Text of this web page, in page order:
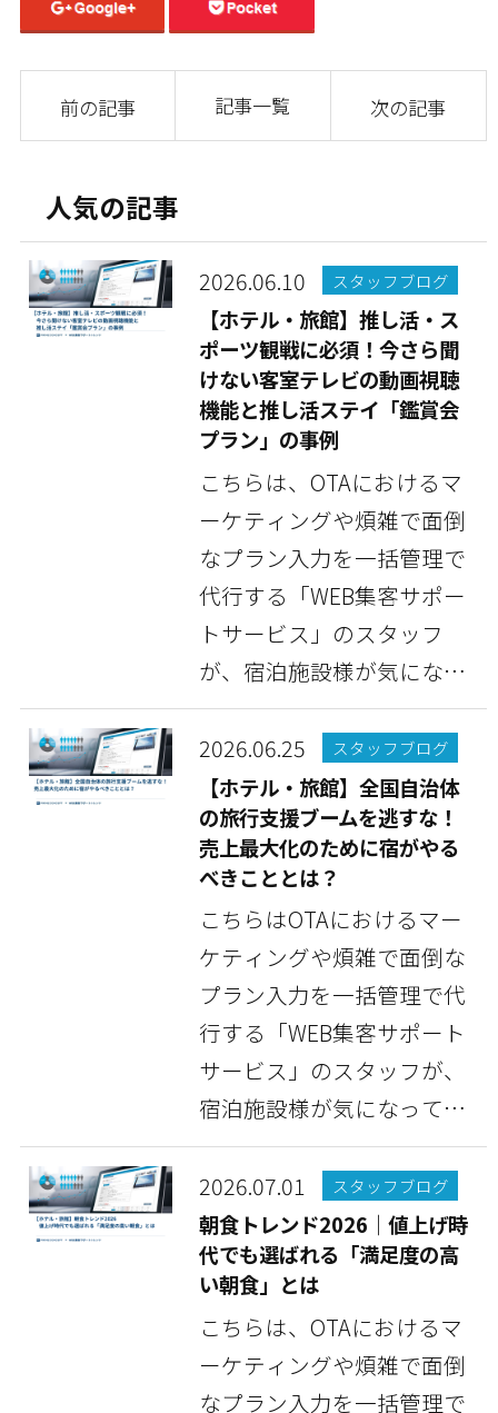
前の記事 記事一覧 次の記事
人気の記事
2026.06.10 スタッフブログ
【ホテル・旅館】推し活・ス
ポーツ観戦に必須！今さら聞
けない客室テレビの動画視聴
機能と推し活ステイ「鑑賞会
プラン」の事例
こちらは、OTAにおけるマ
ーケティングや煩雑で面倒
なプラン入力を一括管理で
代行する「WEB集客サポー
トサービス」のスタッフ
が、宿泊施設様が気になっ
ている情報や豆知識な...
2026.06.25
スタッフブログ
【ホテル・旅館】全国自治体
の旅行支援ブームを逃すな！
売上最大化のために宿がやる
べきこととは？
こちらはOTAにおけるマー
ケティングや煩雑で面倒な
プラン入力を一括管理で代
行する「WEB集客サポート
サービス」のスタッフが、
宿泊施設様が気になってい
る情報や豆知識など...
2026.07.01
スタッフブログ
朝食トレンド2026｜値上げ時
代でも選ばれる「満足度の高
い朝食」とは
こちらは、OTAにおけるマ
ーケティングや煩雑で面倒
なプラン入力を一括管理で